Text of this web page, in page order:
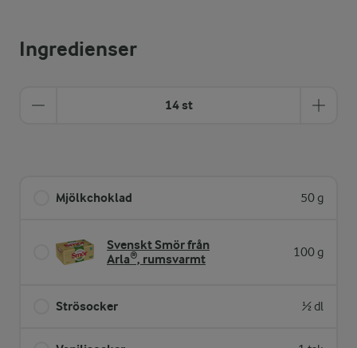
Ingredienser
14 st
Mjölkchoklad 50 g
Svenskt Smör från
Arla®, rumsvarmt
100 g
Strösocker ½ dl